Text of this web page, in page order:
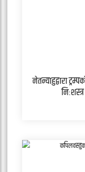
नेतन्याहुद्वारा